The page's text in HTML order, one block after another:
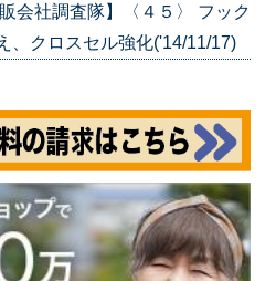
会社調査隊】〈４５〉 フック
、クロスセル強化('14/11/17)